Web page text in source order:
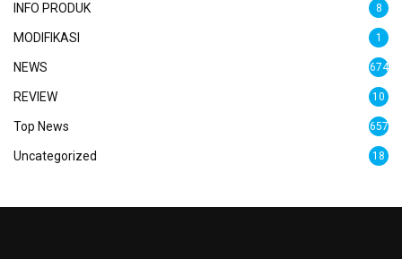
INFO PRODUK 8
MODIFIKASI 1
NEWS 674
REVIEW 10
Top News 657
Uncategorized 18